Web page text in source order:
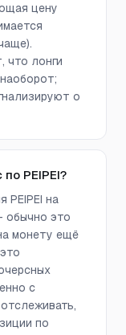
цену
что лонги
о
PEIPEI?
PEIPEI на
обычно это
монету ещё
с
по